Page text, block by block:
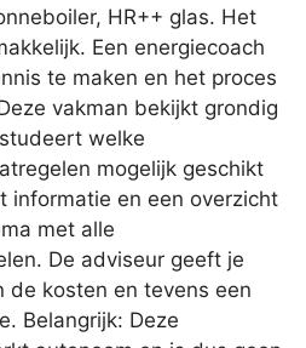
HR++ glas. Het
Een energiecoach
te maken en het proces
vakman bekijkt grondig
welke
mogelijk geschikt
informatie en een overzicht
met alle
De adviseur geeft je
de kosten en tevens een
Belangrijk: Deze